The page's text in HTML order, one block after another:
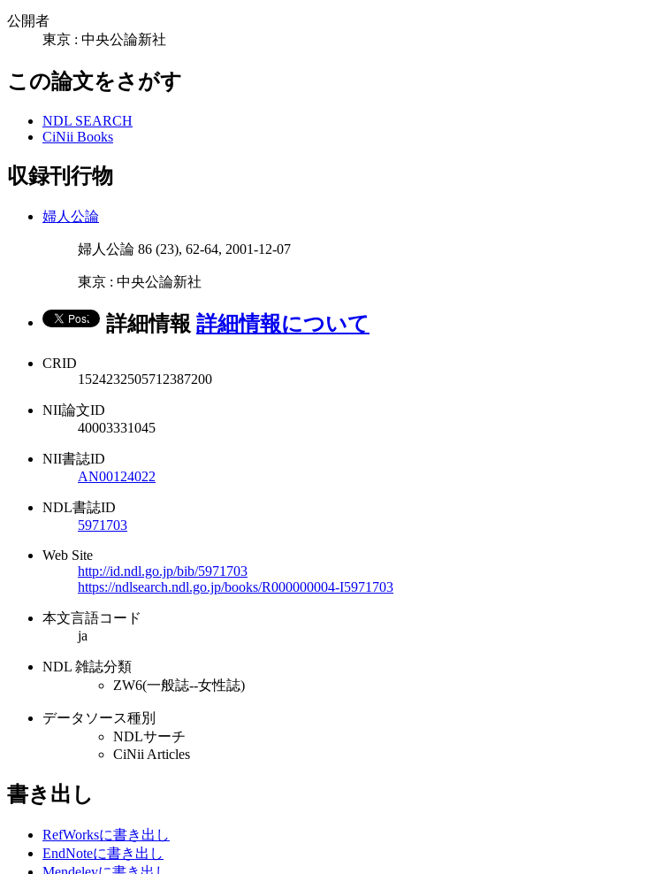
公開者
東京 : 中央公論新社
この論文をさがす
NDL SEARCH
CiNii Books
収録刊行物
婦人公論
婦人公論 86 (23), 62-64, 2001-12-07
東京 : 中央公論新社
詳細情報 詳細情報について
CRID
1524232505712387200
NII論文ID
40003331045
NII書誌ID
AN00124022
NDL書誌ID
5971703
Web Site
http://id.ndl.go.jp/bib/5971703
https://ndlsearch.ndl.go.jp/books/R000000004-I5971703
本文言語コード
ja
NDL 雑誌分類
ZW6(一般誌--女性誌)
データソース種別
NDLサーチ
CiNii Articles
書き出し
RefWorksに書き出し
EndNoteに書き出し